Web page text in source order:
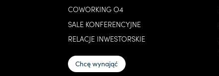
COWORKING O4
SALE KONFERENCYJNE
RELACJE INWESTORSKIE
Chcę wynająć